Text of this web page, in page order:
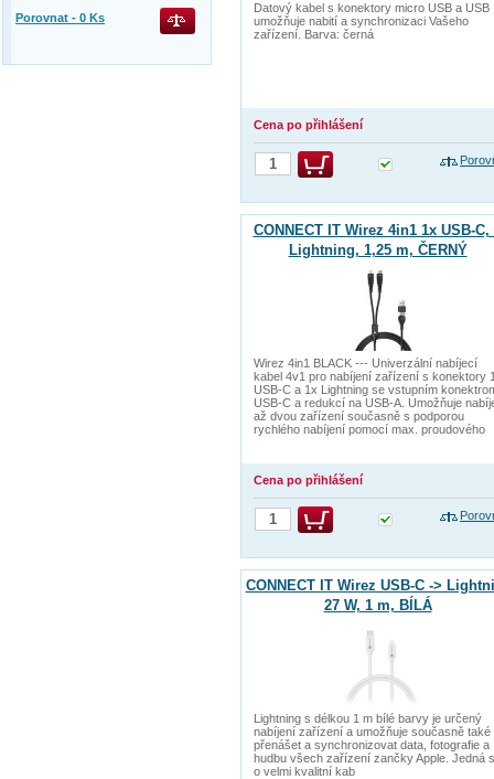
Datový kabel s konektory micro USB a USB
umožňuje nabití a synchronizaci Vašeho
zařízení. Barva: černá
Cena po přihlášení
CONNECT IT Wirez 4in1 1x USB-C,
Lightning, 1,25 m, ČERNÝ
Wirez 4in1 BLACK --- Univerzální nabíjecí
kabel 4v1 pro nabíjení zařízení s konektory
USB-C a 1x Lightning se vstupním
USB-C a redukcí na USB-A. Umožňuje
až dvou zařízení současně s podporou
rychlého nabíjení pomocí max. proudového
Cena po přihlášení
CONNECT IT Wirez USB-C ->
27 W, 1 m, BÍLÁ
Lightning s délkou 1 m bílé barvy je určený
nabíjení zařízení a umožňuje současně také
přenášet a synchronizovat data, fotografie a
hudbu všech zařízení zančky Apple. Jedná
o velmi kvalitní kab
Porovnat - 0 Ks